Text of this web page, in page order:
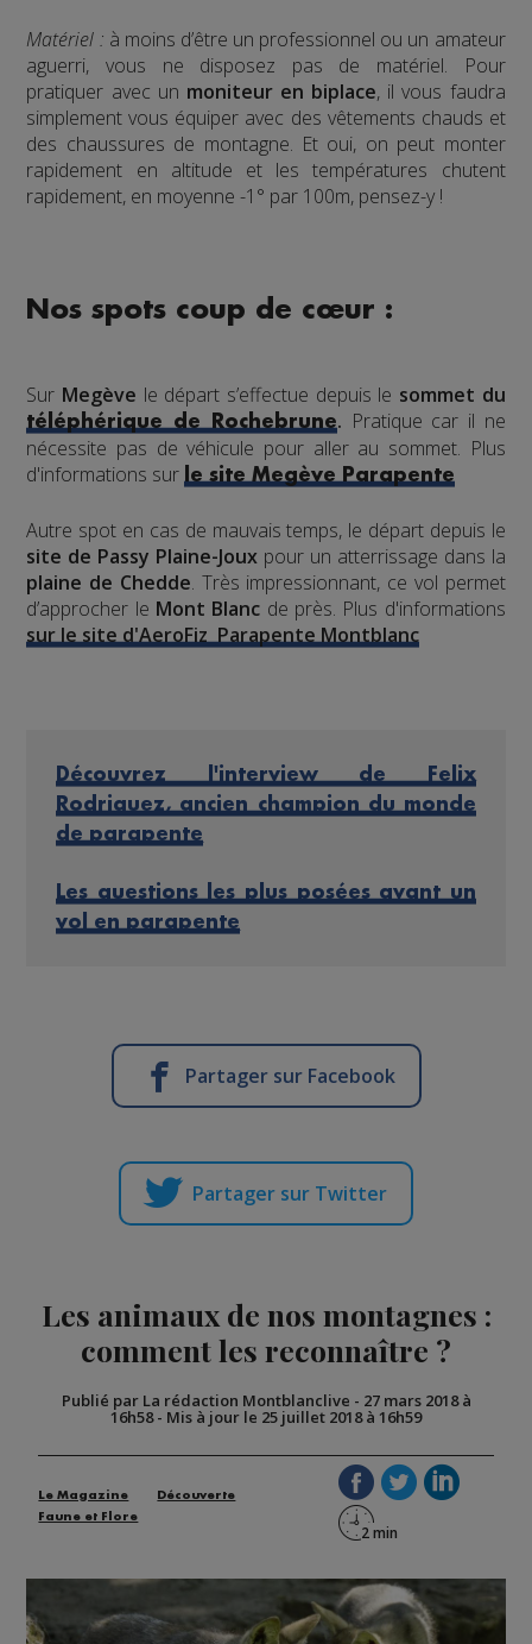
Matériel : à moins d’être un professionnel ou un amateur
aguerri, vous ne disposez pas de matériel. Pour
pratiquer avec un moniteur en biplace, il vous faudra
simplement vous équiper avec des vêtements chauds et
des chaussures de montagne. Et oui, on peut monter
rapidement en altitude et les températures chutent
rapidement, en moyenne -1° par 100m, pensez-y !
Nos spots coup de cœur :
Sur Megève le départ s’effectue depuis le sommet du
téléphérique de Rochebrune. Pratique car il ne
nécessite pas de véhicule pour aller au sommet. Plus
d'informations surle site Megève Parapente
Autre spot en cas de mauvais temps, le départ depuis le
site de Passy Plaine-Joux pour un atterrissage dans la
plaine de Chedde. Très impressionnant, ce vol permet
d’approcher le Mont Blanc de près. Plus d'informations
sur le site d'AeroFiz Parapente Montblanc
Découvrez l'interview de Felix
Rodriguez, ancien champion du monde
de parapente
Les questions les plus posées avant un
vol en parapente
Partager sur Facebook
Partager sur Twitter
Les animaux de nos montagnes :
comment les reconnaître ?
Publié par La rédaction Montblanclive - 27 mars 2018 à
16h58- Mis à jour le 25 juillet 2018 à 16h59
Le Magazine
Découverte
Faune et Flore